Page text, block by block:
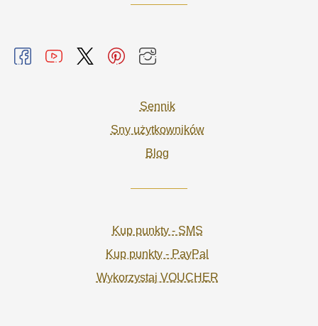
Sennik
Sny użytkowników
Blog
Kup punkty - SMS
Kup punkty - PayPal
Wykorzystaj VOUCHER